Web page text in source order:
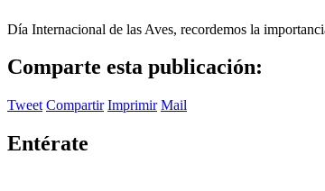
Día Internacional de las Aves, recordemos la
Comparte esta publicación:
Tweet Compartir Imprimir Mail
Entérate